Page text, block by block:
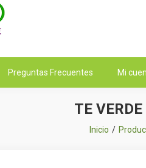
Preguntas Frecuentes Mi
TE
Inicio